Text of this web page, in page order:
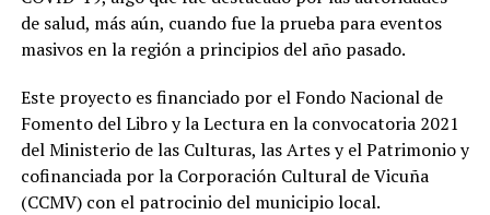
de salud, más aún, cuando fue la prueba para eventos
masivos en la región a principios del año pasado.
Este proyecto es financiado por el Fondo Nacional de
Fomento del Libro y la Lectura en la convocatoria 2021
del Ministerio de las Culturas, las Artes y el Patrimonio y
cofinanciada por la Corporación Cultural de Vicuña
(CCMV) con el patrocinio del municipio local.